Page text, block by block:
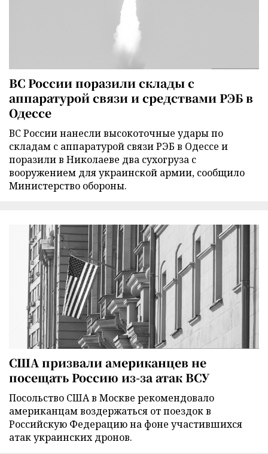
ВС России поразили склады с
аппаратурой связи и средствами РЭБ в
Одессе
ВС России нанесли высокоточные удары по
складам с аппаратурой связи РЭБ в Одессе и
поразили в Николаеве два сухогруза с
вооружением для украинской армии, сообщило
Министерство обороны.
США призвали американцев не
посещать Россию из-за атак ВСУ
Посольство США в Москве рекомендовало
американцам воздержаться от поездок в
Российскую Федерацию на фоне участившихся
атак украинских дронов.